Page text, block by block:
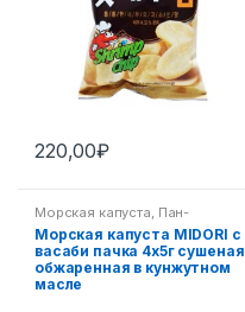
220,00₽
Морская капуста, Пан-
азиатская кухня
Морская капуста MIDORI с
васаби пачка 4х5г сушеная
обжаренная в кунжутном
масле